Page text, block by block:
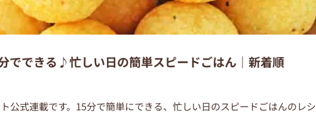
でできる♪忙しい日の簡単スピードごはん｜新着順
公式連載です。15分で簡単にできる、忙しい日のスピードごはんのレシ